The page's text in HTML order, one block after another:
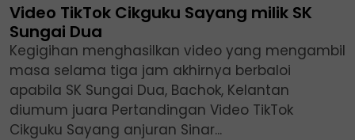
Video TikTok Cikguku Sayang milik SK
Sungai Dua
Kegigihan menghasilkan video yang mengambil
masa selama tiga jam akhirnya berbaloi
apabila SK Sungai Dua, Bachok, Kelantan
diumum juara Pertandingan Video TikTok
Cikguku Sayang anjuran Sinar...